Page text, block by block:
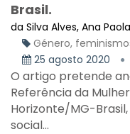
Brasil.
da Silva Alves, Ana Paola
Género,
25 agosto 2020
O artigo pretende
Referência da
Horizonte/MG-
social...